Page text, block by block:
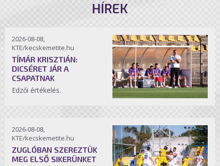
HÍREK
2026-08-08,
KTE/kecskemetite.hu
TÍMÁR KRISZTIÁN:
DICSÉRET JÁR A
CSAPATNAK
Edzői értékelés.
2026-08-08,
KTE/kecskemetite.hu
ZUGLÓBAN SZEREZTÜK
MEG ELSŐ SIKERÜNKET